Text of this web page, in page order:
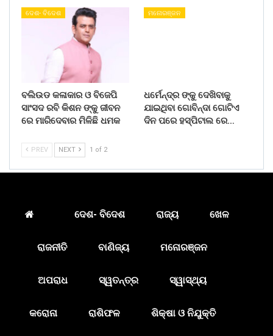
ଦେଶ- ବିଦେଶ
ବଲିଉଡ କଳାକାର ଓ ବିଜେପି
ସାଂସଦ ରବି କିଶନ ଙ୍କୁ ଜୀବନ
ରେ ମାରିଦେବାର ମିଳିଛି ଧମକ
ମନୋରଞ୍ଜନ
ଧର୍ମେନ୍ଦ୍ର ଙ୍କୁ ଦେଖିବାକୁ
ଯାଇଥିବା ଗୋବିନ୍ଦା ଗୋଟିଏ
ଦିନ ପରେ ହସ୍ପିଟାଲ ରେ…
PREV NEXT 1 of 2
ଦେଶ- ବିଦେଶ ରାଜ୍ୟ ଖେଳ
ରାଜନୀତି ବାଣିଜ୍ୟ ମନୋରଞ୍ଜନ
ଅପରାଧ ସ୍ୱତନ୍ତ୍ର ସ୍ୱାସ୍ଥ୍ୟ
କରୋନା ରାଶିଫଳ ଶିକ୍ଷା ଓ ନିଯୁକ୍ତି